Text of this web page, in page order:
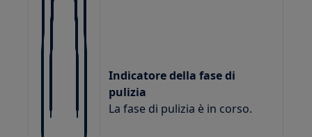
Indicatore della fase di
pulizia
La fase di pulizia è in corso.